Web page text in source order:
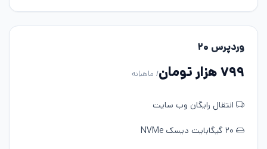
وردپرس ۲۰
۷۹۹ هزار تومان / ماهیانه
انتقال رایگان وب سایت